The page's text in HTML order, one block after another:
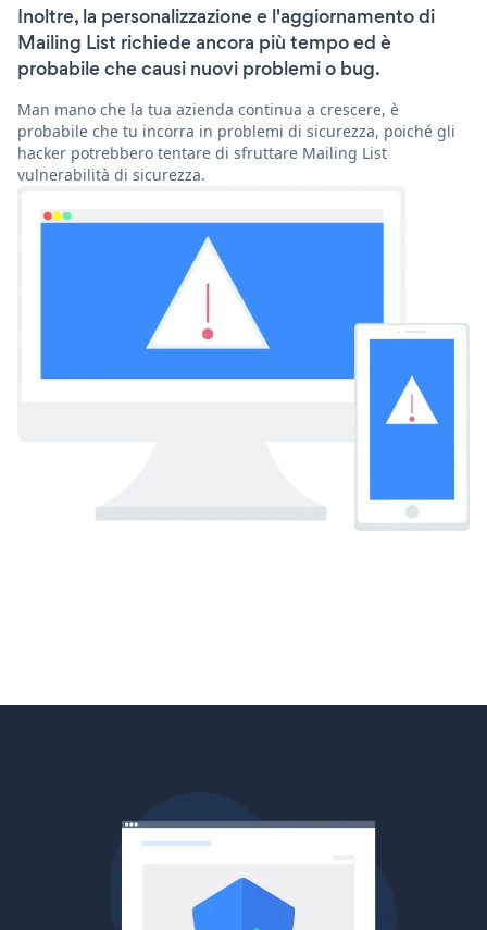
Inoltre, la personalizzazione e l'aggiornamento di
Mailing List richiede ancora più tempo ed è
probabile che causi nuovi problemi o bug.
Man mano che la tua azienda continua a crescere, è
probabile che tu incorra in problemi di sicurezza, poiché gli
hacker potrebbero tentare di sfruttare Mailing List
vulnerabilità di sicurezza.